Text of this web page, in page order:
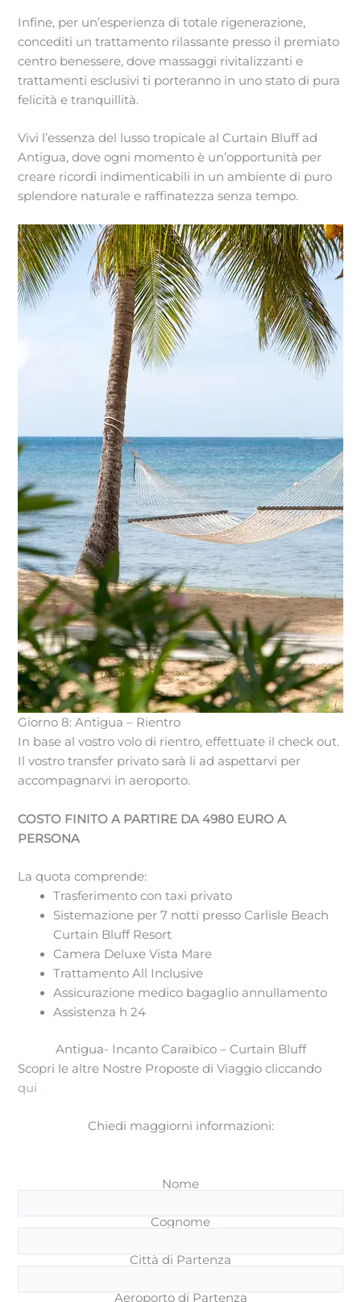
Infine, per un’esperienza di totale rigenerazione,
concediti un trattamento rilassante presso il premiato
centro benessere, dove massaggi rivitalizzanti e
trattamenti esclusivi ti porteranno in uno stato di pura
felicità e tranquillità.
Vivi l’essenza del lusso tropicale al Curtain Bluff ad
Antigua, dove ogni momento è un’opportunità per
creare ricordi indimenticabili in un ambiente di puro
splendore naturale e raffinatezza senza tempo.
Giorno 8: Antigua – Rientro
In base al vostro volo di rientro, effettuate il check out.
Il vostro transfer privato sarà li ad aspettarvi per
accompagnarvi in aeroporto.
COSTO FINITO A PARTIRE DA 4980 EURO A
PERSONA
La quota comprende:
Trasferimento con taxi privato
Sistemazione per 7 notti presso Carlisle Beach
Curtain Bluff Resort
Camera Deluxe Vista Mare
Trattamento All Inclusive
Assicurazione medico bagaglio annullamento
Assistenza h 24
Antigua- Incanto Caraibico – Curtain Bluff
Scopri le altre Nostre Proposte di Viaggio cliccando
qui
Chiedi maggiorni informazioni:
Nome
Cognome
Città di Partenza
Aeroporto di Partenza